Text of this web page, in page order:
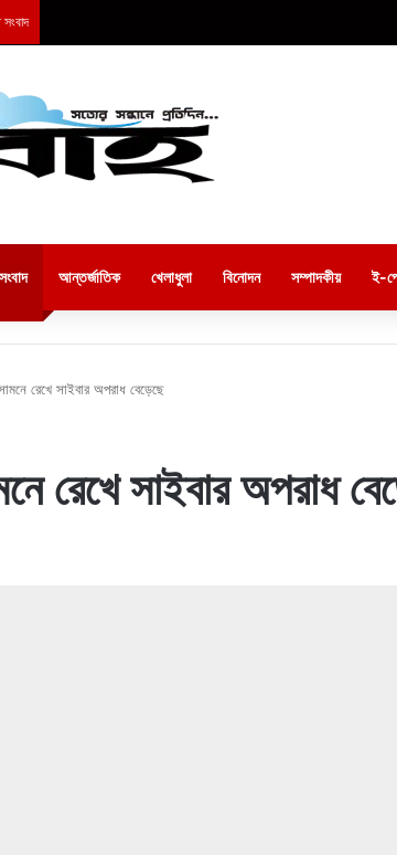
আন্তর্জাতিক খেলাধুলা বিনোদন সম্পাদকীয় ই-
সামনে রেখে সাইবার অপরাধ বেড়েছে
রেখে সাইবার অপরাধ